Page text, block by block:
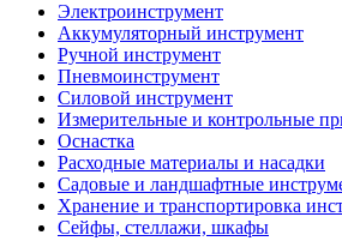
Электроинструмент
Аккумуляторный инструмент
Ручной инструмент
Пневмоинструмент
Силовой инструмент
Измерительные и контрольные
Оснастка
Расходные материалы и насадки
Садовые и ландшафтные
Хранение и транспортировка
Сейфы, стеллажи, шкафы